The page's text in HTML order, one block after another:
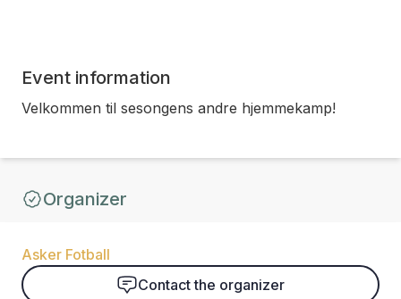
Event information
Velkommen til sesongens andre hjemmekamp!
Organizer
Asker Fotball
Contact the organizer